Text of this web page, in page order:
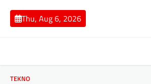
content
Thu, Aug 6, 2026
TEKNO